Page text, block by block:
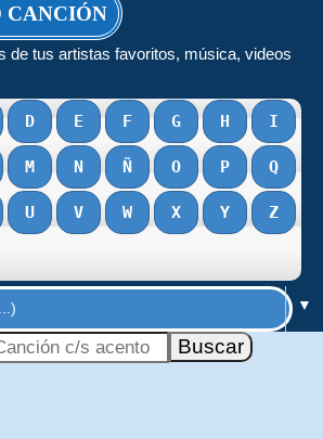
CANCIÓN
de tus artistas favoritos, música, videos
D E F G H I
M N Ñ O P Q
U V W X Y Z
▼